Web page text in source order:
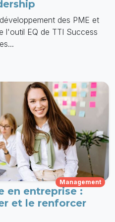
des PME et
l'outil EQ de TTI Success
Management
en entreprise :
et le renforcer